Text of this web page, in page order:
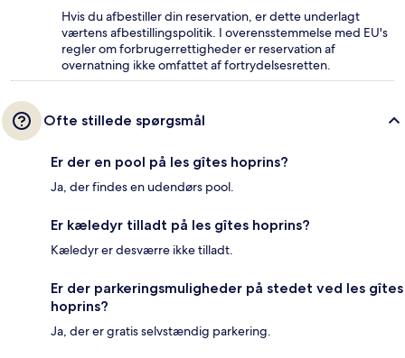
Hvis du afbestiller din reservation, er dette underlagt
værtens afbestillingspolitik. I overensstemmelse med EU's
regler om forbrugerrettigheder er reservation af
overnatning ikke omfattet af fortrydelsesretten.
Ofte stillede spørgsmål
Er der en pool på les gîtes hoprins?
Ja, der findes en udendørs pool.
Er kæledyr tilladt på les gîtes hoprins?
Kæledyr er desværre ikke tilladt.
Er der parkeringsmuligheder på stedet ved les gîtes
hoprins?
Ja, der er gratis selvstændig parkering.